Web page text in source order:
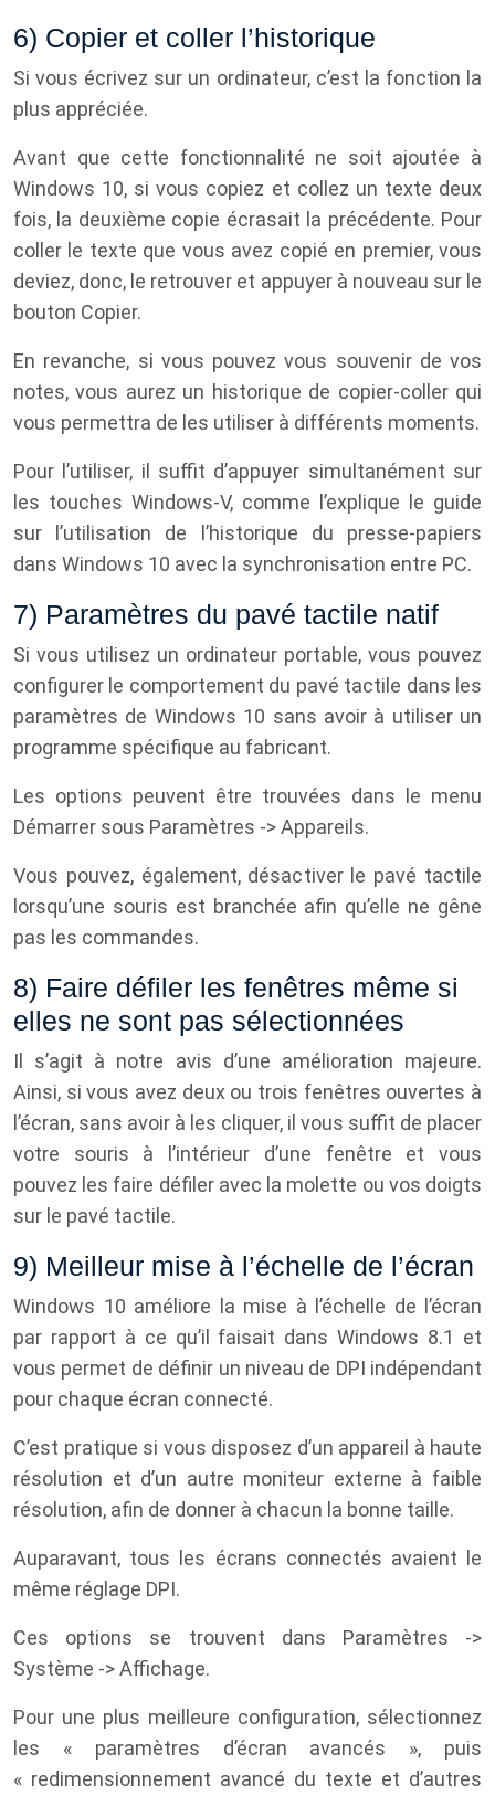
6) Copier et coller l’historique
Si vous écrivez sur un ordinateur, c’est la fonction la
plus appréciée.
Avant que cette fonctionnalité ne soit ajoutée à
Windows 10, si vous copiez et collez un texte deux
fois, la deuxième copie écrasait la précédente. Pour
coller le texte que vous avez copié en premier, vous
deviez, donc, le retrouver et appuyer à nouveau sur le
bouton Copier.
En revanche, si vous pouvez vous souvenir de vos
notes, vous aurez un historique de copier-coller qui
vous permettra de les utiliser à différents moments.
Pour l’utiliser, il suffit d’appuyer simultanément sur
les touches Windows-V, comme l’explique le guide
sur l’utilisation de l’historique du presse-papiers
dans Windows 10 avec la synchronisation entre PC.
7) Paramètres du pavé tactile natif
Si vous utilisez un ordinateur portable, vous pouvez
configurer le comportement du pavé tactile dans les
paramètres de Windows 10 sans avoir à utiliser un
programme spécifique au fabricant.
Les options peuvent être trouvées dans le menu
Démarrer sous Paramètres -> Appareils.
Vous pouvez, également, désactiver le pavé tactile
lorsqu’une souris est branchée afin qu’elle ne gêne
pas les commandes.
8) Faire défiler les fenêtres même si
elles ne sont pas sélectionnées
Il s’agit à notre avis d’une amélioration majeure.
Ainsi, si vous avez deux ou trois fenêtres ouvertes à
l’écran, sans avoir à les cliquer, il vous suffit de placer
votre souris à l’intérieur d’une fenêtre et vous
pouvez les faire défiler avec la molette ou vos doigts
sur le pavé tactile.
9) Meilleur mise à l’échelle de l’écran
Windows 10 améliore la mise à l’échelle de l’écran
par rapport à ce qu’il faisait dans Windows 8.1 et
vous permet de définir un niveau de DPI indépendant
pour chaque écran connecté.
C’est pratique si vous disposez d’un appareil à haute
résolution et d’un autre moniteur externe à faible
résolution, afin de donner à chacun la bonne taille.
Auparavant, tous les écrans connectés avaient le
même réglage DPI.
Ces options se trouvent dans Paramètres ->
Système -> Affichage.
Pour une plus meilleure configuration, sélectionnez
les « paramètres d’écran avancés », puis
« redimensionnement avancé du texte et d’autres